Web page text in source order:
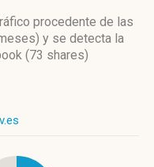
procedente de las
y se detecta la
(73 shares)